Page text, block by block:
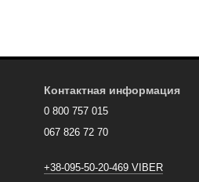
Контактная информация
0 800 757 015
067 826 72 70
+38-095-50-20-469 VIBER